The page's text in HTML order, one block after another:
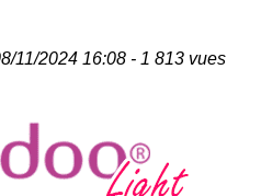
11/2024 16:08 - 1 813 vues